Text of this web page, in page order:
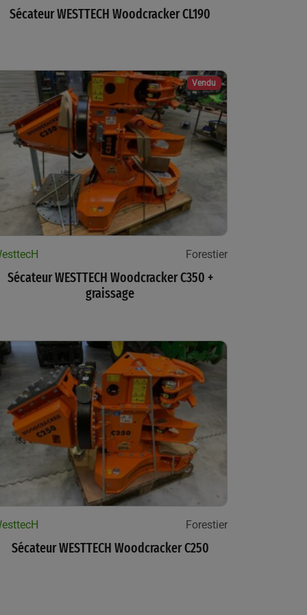
Sécateur WESTTECH Woodcracker CL190
Vendu
Forestier
Sécateur WESTTECH Woodcracker C350 +
graissage
Forestier
Sécateur WESTTECH Woodcracker C250